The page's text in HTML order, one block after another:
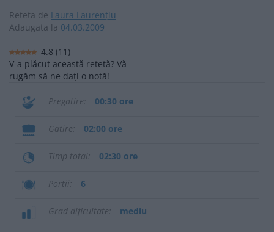
Reteta de Laura Laurențiu
Adaugata la 04.03.2009
4.8 (11 )
V-a plăcut această retetă? Vă
rugăm să ne dați o notă!
Pregatire 00:30 ore
Gatire 02:00 ore
Timp total 02:30 ore
Portii 6
Grad dificultate mediu